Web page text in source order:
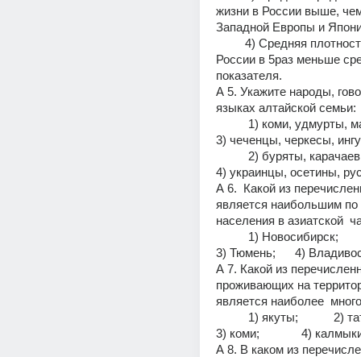
жизни в России выше,
Западной Европы и
России в 5раз меньше
показателя.
А 5. Укажите народы,
языках алтайской семьи:
3) чеченцы, черкесы,
4) украинцы, осетины,
А 6.  Какой из
является наибольшим по
населения в азиатской
3) Тюмень;      4)
А 7. Какой из
проживающих на
является наиболее
3) коми;             4)
А 8. В каком из